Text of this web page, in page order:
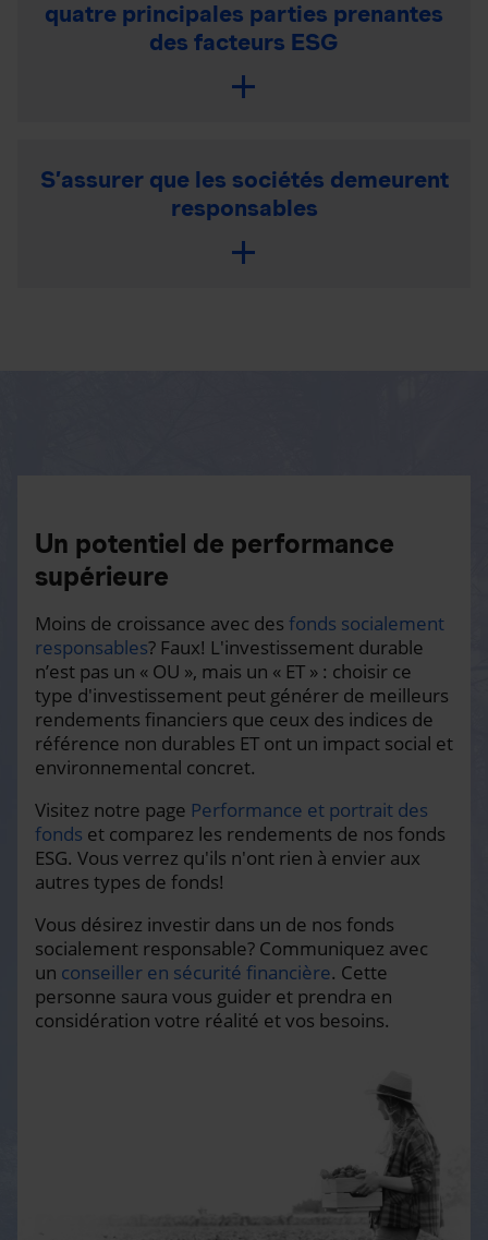
quatre principales parties prenantes
des facteurs ESG
S’assurer que les sociétés demeurent
responsables
Un potentiel de performance
supérieure
Moins de croissance avec des fonds socialement
responsables? Faux! L'investissement durable
n’est pas un « OU », mais un « ET » : choisir ce
type d'investissement peut générer de meilleurs
rendements financiers que ceux des indices de
référence non durables ET ont un impact social et
environnemental concret.
Visitez notre page Performance et portrait des
fonds et comparez les rendements de nos fonds
ESG. Vous verrez qu'ils n'ont rien à envier aux
autres types de fonds!
Vous désirez investir dans un de nos fonds
socialement responsable? Communiquez avec
un conseiller en sécurité financière. Cette
personne saura vous guider et prendra en
considération votre réalité et vos besoins.